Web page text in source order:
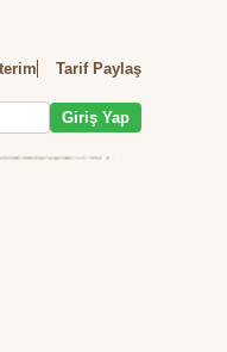
Tarif Paylaş
Giriş Yap